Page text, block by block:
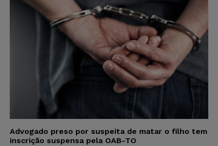
Advogado preso por suspeita de matar o filho tem
inscrição suspensa pela OAB-TO